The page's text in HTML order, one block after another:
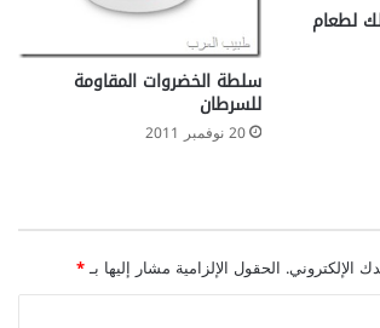
لطعام
سلطة الخضروات المقاومة
للسرطان
20 نوفمبر 2011
الإلكتروني. الحقول الإلزامية مشار إليها بـ*